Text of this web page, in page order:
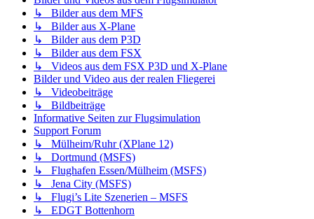
↳ Bilder aus dem MFS
↳ Bilder aus X-Plane
↳ Bilder aus dem P3D
↳ Bilder aus dem FSX
↳ Videos aus dem FSX P3D und X-Plane
Bilder und Video aus der realen Fliegerei
↳ Videobeiträge
↳ Bildbeiträge
Informative Seiten zur Flugsimulation
Support Forum
↳ Mülheim/Ruhr (XPlane 12)
↳ Dortmund (MSFS)
↳ Flughafen Essen/Mülheim (MSFS)
↳ Jena City (MSFS)
↳ Flugi’s Lite Szenerien – MSFS
↳ EDGT Bottenhorn